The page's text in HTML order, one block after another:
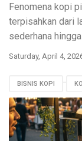
Fenomena kopi
terpisahkan dari
sederhana
Saturday, April 4,
BISNIS KOPI
MODAL KECIL